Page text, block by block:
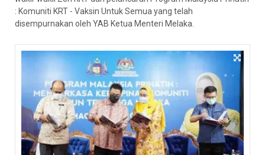
: Komuniti KRT - Vaksin Untuk Semua yang telah
disempurnakan oleh YAB Ketua Menteri Melaka.